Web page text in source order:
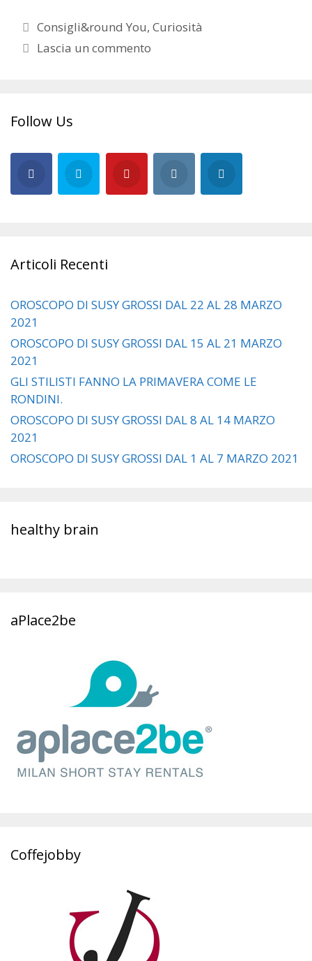
Categorie
Consigli&round You,Curiosità
Lascia un commento
Follow Us
Articoli Recenti
OROSCOPO DI SUSY GROSSI DAL 22 AL 28 MARZO
2021
OROSCOPO DI SUSY GROSSI DAL 15 AL 21 MARZO
2021
GLI STILISTI FANNO LA PRIMAVERA COME LE
RONDINI.
OROSCOPO DI SUSY GROSSI DAL 8 AL 14 MARZO
2021
OROSCOPO DI SUSY GROSSI DAL 1 AL 7 MARZO 2021
healthy brain
aPlace2be
Coffejobby